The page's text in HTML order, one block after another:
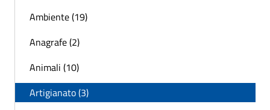
Ambiente (19)
Anagrafe (2)
Animali (10)
Artigianato (3)